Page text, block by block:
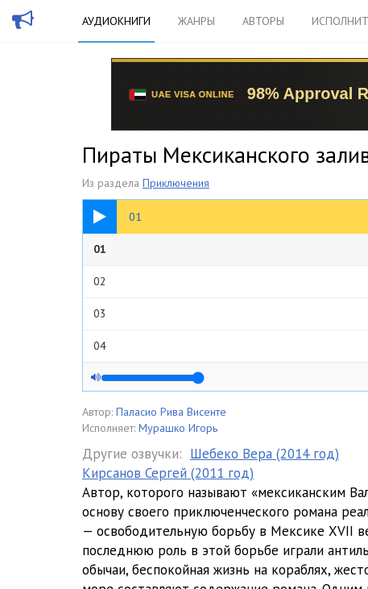
АУДИОКНИГИ ЖАНРЫ АВТОРЫ
Пираты Мексиканского
Из раздела Приключения
01
05:04
01.Часть 1. Джон Морган
01
02
03
04
05
06
08
09
10
11
Автор: Паласио Рива Висенте
Исполняет: Мурашко Игорь
Другие озвучки: Шебеко Вера (2014 год)
Кирсанов Сергей (2011 год)
Автор, которого называют «мексиканским
основу своего приключенческого романа
— освободительную борьбу в Мексике XVII
последнюю роль в этой борьбе играли
обычаи, беспокойная жизнь на кораблях,